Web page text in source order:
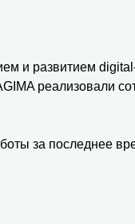
и развитием
реализовали
за последнее